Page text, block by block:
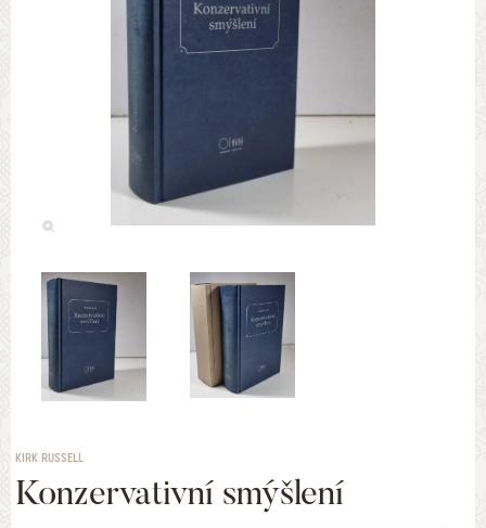
KIRK RUSSELL
Konzervativní smýšlení